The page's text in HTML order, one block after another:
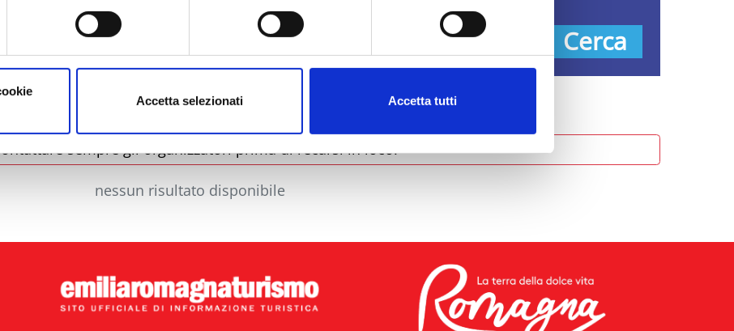
Accetta selezionati Accetta tutti
Comune
Cerca
sempre gli organizzatori prima di recarsi in loco.
nessun risultato disponibile